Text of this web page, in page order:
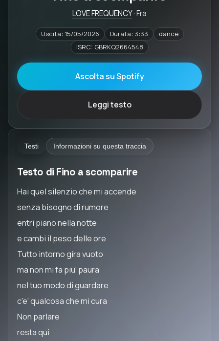
LOVE FREQUENCY· Fra
Uscita: 15/05/2026 Durata: 3:33
dance
ISRC: GBRKQ2664548
Ascolta su Spotify
Leggi testo
Testi Informazioni su questa traccia
Testo di Fino a scomparire
Hai quel silenzio che mi accende
senza bisogno di rumore
entri piano nella notte
e cambi il peso delle ore
Tutto intorno gira vuoto
ma non mi fa piu' paura
nel tuo modo di guardare
c'e' qualcosa che mi cura
Non parlare
resta qui